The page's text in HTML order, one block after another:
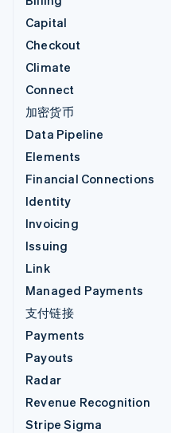
Capital
Checkout
Climate
Connect
加密货币
Data Pipeline
Elements
Financial Connections
Identity
Invoicing
Issuing
Link
Managed Payments
支付链接
Payments
Payouts
Radar
Revenue Recognition
Stripe Sigma